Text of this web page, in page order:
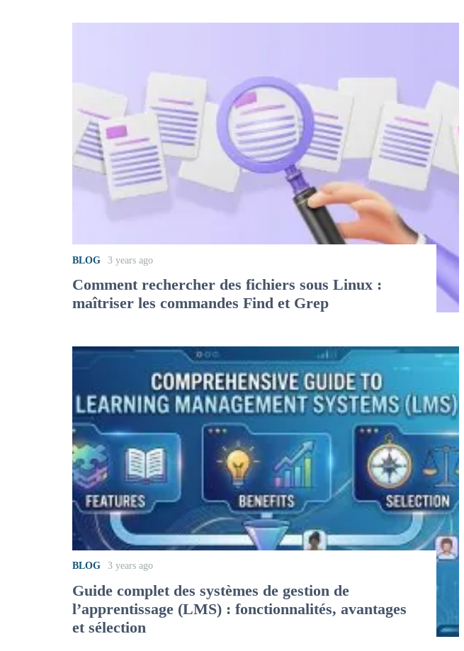
BLOG 3 years ago
Comment rechercher des fichiers sous Linux :
maîtriser les commandes Find et Grep
BLOG 3 years ago
Guide complet des systèmes de gestion de
l’apprentissage (LMS) : fonctionnalités, avantages
et sélection